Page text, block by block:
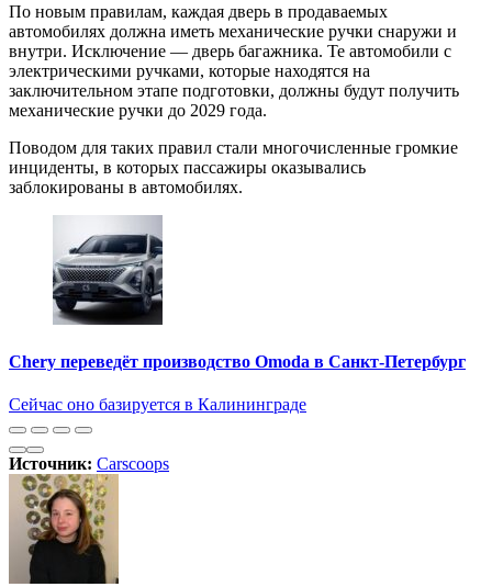
По новым правилам, каждая дверь в продаваемых
автомобилях должна иметь механические ручки снаружи и
внутри. Исключение — дверь багажника. Те автомобили с
электрическими ручками, которые находятся на
заключительном этапе подготовки, должны будут получить
механические ручки до 2029 года.
Поводом для таких правил стали многочисленные громкие
инциденты, в которых пассажиры оказывались
заблокированы в автомобилях.
Chery переведёт производство Omoda в Санкт-Петербург
Сейчас оно базируется в Калининграде
Источник: Carscoops